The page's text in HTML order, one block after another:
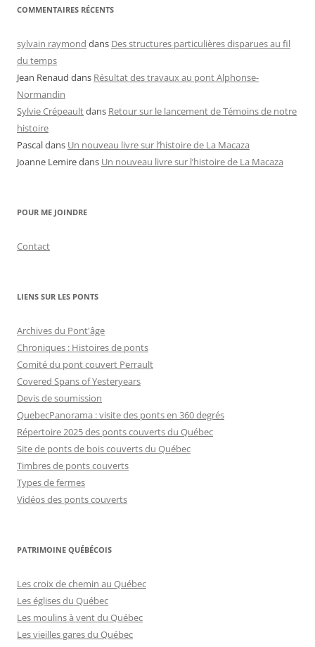
COMMENTAIRES RÉCENTS
sylvain raymond dans Des structures particulières disparues au fil
du temps
Jean Renaud dans Résultat des travaux au pont Alphonse-
Normandin
Sylvie Crépeaultdans Retour sur le lancement de Témoins de notre
histoire
Pascaldans Un nouveau livre sur l’histoire de La Macaza
Joanne Lemiredans Un nouveau livre sur l’histoire de La Macaza
POUR ME JOINDRE
Contact
LIENS SUR LES PONTS
Archives du Pont'âge
Chroniques : Histoires de ponts
Comité du pont couvert Perrault
Covered Spans of Yesteryears
Devis de soumission
QuebecPanorama : visite des ponts en 360 degrés
Répertoire 2025 des ponts couverts du Québec
Site de ponts de bois couverts du Québec
Timbres de ponts couverts
Types de fermes
Vidéos des ponts couverts
PATRIMOINE QUÉBÉCOIS
Les croix de chemin au Québec
Les églises du Québec
Les moulins à vent du Québec
Les vieilles gares du Québec